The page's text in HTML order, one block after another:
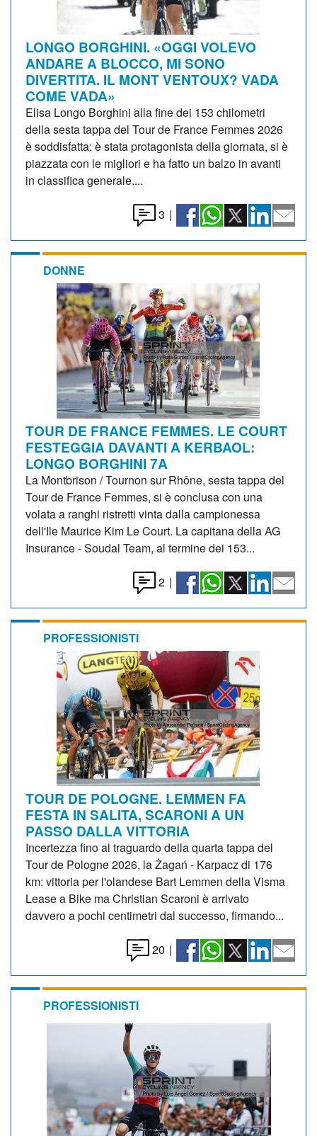
LONGO BORGHINI. «OGGI VOLEVO
ANDARE A BLOCCO, MI SONO
DIVERTITA. IL MONT VENTOUX? VADA
COME VADA»
Elisa Longo Borghini alla fine dei 153 chilometri
della sesta tappa del Tour de France Femmes 2026
è soddisfatta: è stata protagonista della giornata, si è
piazzata con le migliori e ha fatto un balzo in avanti
in classifica generale....
3 |
DONNE
TOUR DE FRANCE FEMMES. LE COURT
FESTEGGIA DAVANTI A KERBAOL:
LONGO BORGHINI 7A
La Montbrison / Tournon sur Rhône, sesta tappa del
Tour de France Femmes, si è conclusa con una
volata a ranghi ristretti vinta dalla campionessa
dell'Ile Maurice Kim Le Court. La capitana della AG
Insurance - Soudal Team, al termine dei 153...
2 |
PROFESSIONISTI
TOUR DE POLOGNE. LEMMEN FA
FESTA IN SALITA, SCARONI A UN
PASSO DALLA VITTORIA
Incertezza fino al traguardo della quarta tappa del
Tour de Pologne 2026, la Żagań - Karpacz di 176
km: vittoria per l'olandese Bart Lemmen della Visma
Lease a Bike ma Christian Scaroni è arrivato
davvero a pochi centimetri dal successo, firmando...
20 |
PROFESSIONISTI